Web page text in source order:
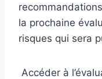
la prochaine
risques qui sera
Accéder à